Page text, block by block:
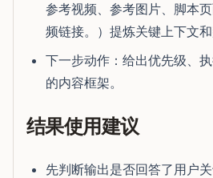
参考视频、参考图片、脚本
频链接。）提炼关键上下文和
下一步动作：给出优先级、
的内容框架。
结果使用建议
先判断输出是否回答了用户